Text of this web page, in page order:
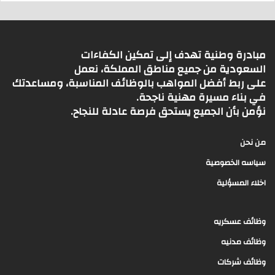
مبادرة وطنية تهدف إلى تمكين الكفاءات
السعودية من جميع مناطق المملكة، نعمل
على ربط أفضل المواهب بالوظائف المناسبة، ومساعدتك
في بناء مسيرة مهنية ناجحة.
نؤمن بأن الجميع يستحق فرصة عادلة للنجاح.
من نحن
سياسه الخصوصية
اخلاء المسؤلية
وظائف عسكريه
وظائف مدنيه
وظائف شركات